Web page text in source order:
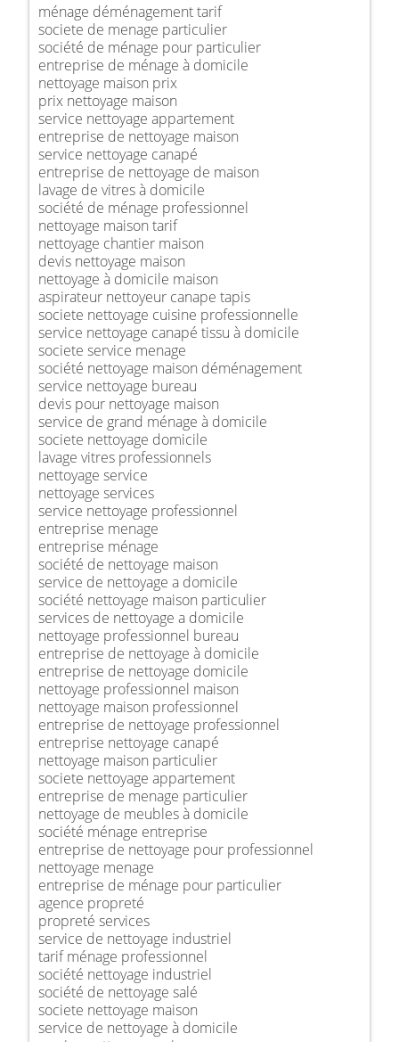
ménage déménagement tarif
societe de menage particulier
société de ménage pour particulier
entreprise de ménage à domicile
nettoyage maison prix
prix nettoyage maison
service nettoyage appartement
entreprise de nettoyage maison
service nettoyage canapé
entreprise de nettoyage de maison
lavage de vitres à domicile
société de ménage professionnel
nettoyage maison tarif
nettoyage chantier maison
devis nettoyage maison
nettoyage à domicile maison
aspirateur nettoyeur canape tapis
societe nettoyage cuisine professionnelle
service nettoyage canapé tissu à domicile
societe service menage
société nettoyage maison déménagement
service nettoyage bureau
devis pour nettoyage maison
service de grand ménage à domicile
societe nettoyage domicile
lavage vitres professionnels
nettoyage service
nettoyage services
service nettoyage professionnel
entreprise menage
entreprise ménage
société de nettoyage maison
service de nettoyage a domicile
société nettoyage maison particulier
services de nettoyage a domicile
nettoyage professionnel bureau
entreprise de nettoyage à domicile
entreprise de nettoyage domicile
nettoyage professionnel maison
nettoyage maison professionnel
entreprise de nettoyage professionnel
entreprise nettoyage canapé
nettoyage maison particulier
societe nettoyage appartement
entreprise de menage particulier
nettoyage de meubles à domicile
société ménage entreprise
entreprise de nettoyage pour professionnel
nettoyage menage
entreprise de ménage pour particulier
agence propreté
propreté services
service de nettoyage industriel
tarif ménage professionnel
société nettoyage industriel
société de nettoyage salé
societe nettoyage maison
service de nettoyage à domicile